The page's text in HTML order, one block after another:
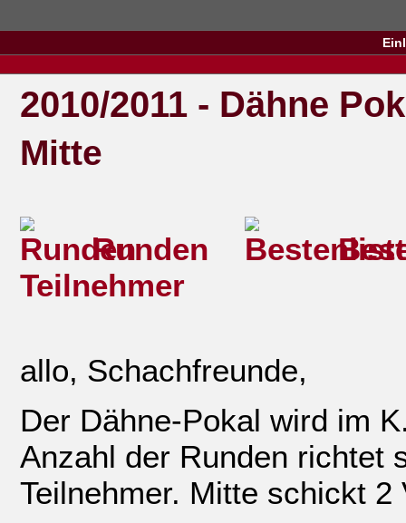
2010/2011 - Dähne
Mitte
Runden
Teilnehmer
allo, Schachfreunde,
Der Dähne-Pokal wird im
Anzahl der Runden richtet
Teilnehmer. Mitte schickt